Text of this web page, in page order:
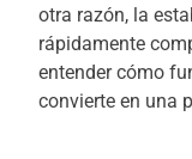
otra razón, la
rápidamente
entender cómo
convierte en una